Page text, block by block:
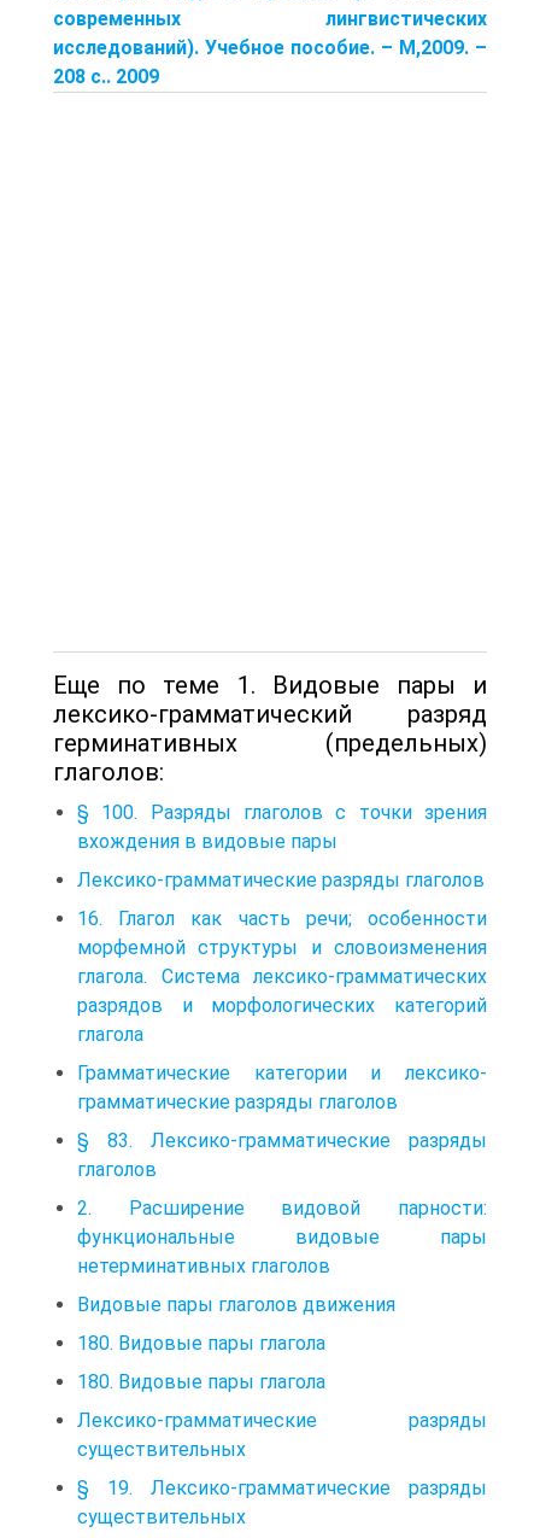
современных лингвистических
исследований). Учеб­ное пособие. – М,2009. –
208 с.. 2009
Еще по теме 1. Видовые пары и
лексико-грамматический разряд
герминативных (предельных)
глаголов:
§ 100. Разряды глаголов с точки зрения
вхождения в видовые пары
Лексико-грамматические разряды глаголов
16. Глагол как часть речи; особенности
морфемной структуры и словоизменения
глагола. Система лексико-грамматических
разрядов и морфологических категорий
глагола
Грамматические категории и лексико-
грамматические разряды глаголов
§ 83. Лексико-грамматические разряды
глаголов
2. Расширение видовой парности:
функциональные видовые пары
нетерминативных глаголов
Видовые пары глаголов движения
180. Видовые пары глагола
180. Видовые пары глагола
Лексико-грамматические разряды
существительных
§ 19. Лексико-грамматические разряды
существительных